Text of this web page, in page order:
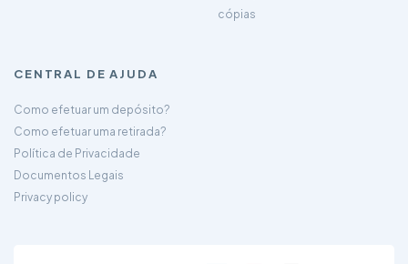
cópias
CENTRAL DE AJUDA
Como efetuar um depósito?
Como efetuar uma retirada?
Política de Privacidade
Documentos Legais
Privacy policy